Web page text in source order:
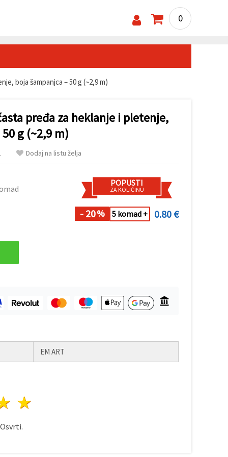
0
boja šampanjca – 50 g (~2,9 m)
pređa za heklanje i pletenje,
g (~2,9 m)
Dodaj na listu želja
POPUSTI
ZA KOLIČINU
- 20% 5 komad + 0.80 €
EM ART
4 zvijezde
zvijezde
Osvrti.